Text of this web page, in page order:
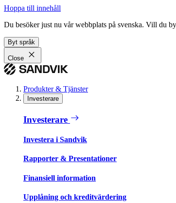
Hoppa till innehåll
Du besöker just nu vår webbplats på svenska. Vill du
Byt språk
Close
Produkter & Tjänster
Investerare
Investerare
Investera i Sandvik
Rapporter & Presentationer
Finansiell information
Upplåning och kreditvärdering